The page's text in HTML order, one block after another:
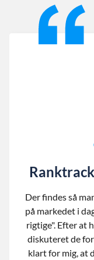
Der findes så
på markedet i
rigtige". Efter at
diskuteret de
klart for mig, at